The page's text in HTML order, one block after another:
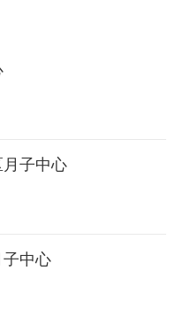
室等功能区域，致力于为
月子中心
中心